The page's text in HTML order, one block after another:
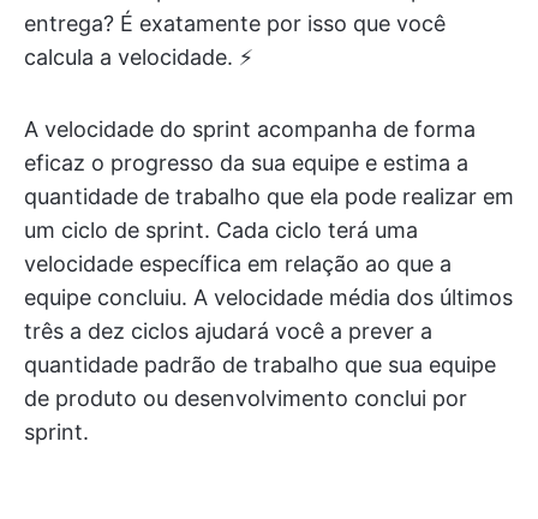
entrega? É exatamente por isso que você
calcula a velocidade. ⚡
A velocidade do sprint acompanha de forma
eficaz o progresso da sua equipe e estima a
quantidade de trabalho que ela pode realizar em
um ciclo de sprint. Cada ciclo terá uma
velocidade específica em relação ao que a
equipe concluiu. A velocidade média dos últimos
três a dez ciclos ajudará você a prever a
quantidade padrão de trabalho que sua equipe
de produto ou desenvolvimento conclui por
sprint.